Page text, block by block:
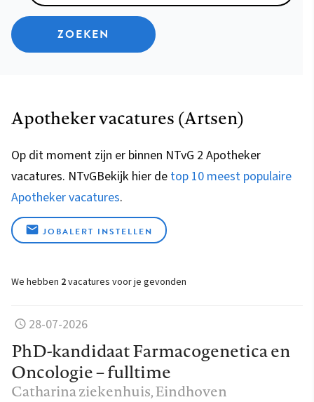
ZOEKEN
Apotheker vacatures (Artsen)
Op dit moment zijn er binnen NTvG 2 Apotheker
vacatures. NTvGBekijk hier de top 10 meest populaire
Apotheker vacatures.
JOBALERT INSTELLEN
We hebben 2vacatures voor je gevonden
28-07-2026
PhD-kandidaat Farmacogenetica en
Oncologie – fulltime
Catharina ziekenhuis, Eindhoven